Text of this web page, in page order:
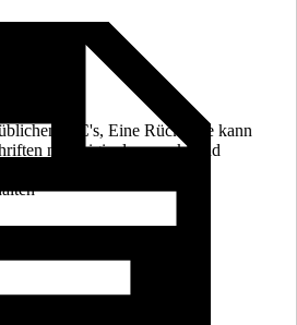
WC's, Eine Rückgabe kann
nur original verpackt und